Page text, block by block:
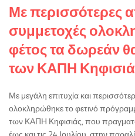
Με περισσότερες
συμμετοχές
φέτος τα δωρεάν
των ΚΑΠΗ
Με μεγάλη επιτυχία και
ολοκληρώθηκε το φετινό
των ΚΑΠΗ Κηφισιάς, που